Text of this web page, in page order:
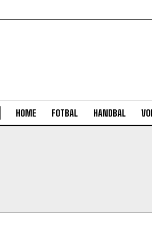
HOME FOTBAL HANDBAL